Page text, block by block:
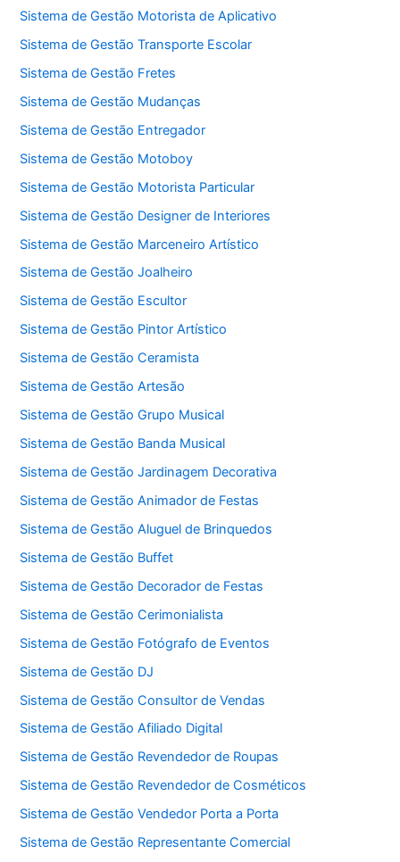
Sistema de Gestão Motorista de Aplicativo
Sistema de Gestão Transporte Escolar
Sistema de Gestão Fretes
Sistema de Gestão Mudanças
Sistema de Gestão Entregador
Sistema de Gestão Motoboy
Sistema de Gestão Motorista Particular
Sistema de Gestão Designer de Interiores
Sistema de Gestão Marceneiro Artístico
Sistema de Gestão Joalheiro
Sistema de Gestão Escultor
Sistema de Gestão Pintor Artístico
Sistema de Gestão Ceramista
Sistema de Gestão Artesão
Sistema de Gestão Grupo Musical
Sistema de Gestão Banda Musical
Sistema de Gestão Jardinagem Decorativa
Sistema de Gestão Animador de Festas
Sistema de Gestão Aluguel de Brinquedos
Sistema de Gestão Buffet
Sistema de Gestão Decorador de Festas
Sistema de Gestão Cerimonialista
Sistema de Gestão Fotógrafo de Eventos
Sistema de Gestão DJ
Sistema de Gestão Consultor de Vendas
Sistema de Gestão Afiliado Digital
Sistema de Gestão Revendedor de Roupas
Sistema de Gestão Revendedor de Cosméticos
Sistema de Gestão Vendedor Porta a Porta
Sistema de Gestão Representante Comercial